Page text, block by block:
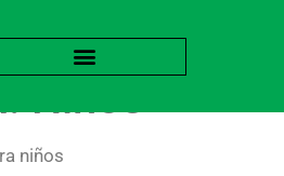
Niños
niños